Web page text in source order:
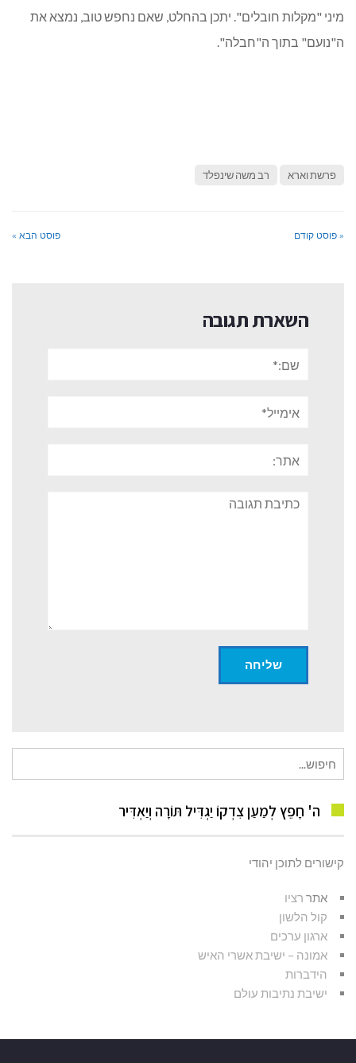
מיני "מקלות חובלים". יתכן בהחלט, שאם נחפש טוב, נמצא את
ה"נועם" בתוך ה"חבלה".
פרשת וארא רב משה שינפלד
« פוסט קודם פוסט הבא »
השארת תגובה
תגובה
עבור:
ה' חָפֵץ לְמַעַן צִדְקוֹ יַגְדִּיל תּוֹרָה וְיַאְדִּיר
קישורים לתוכן יהודי
אתר רציו
קול הלשון
ארגון ערכים
אמונה – ישיבת אשרי האיש
הידברות
ישיבת נתיבות עולם